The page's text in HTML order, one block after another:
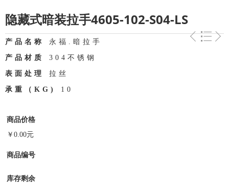
隐藏式暗装拉手4605-102-S04-LS
产品名称 永福.暗拉手
产品材质 304不锈钢
表面处理 拉丝
承重（KG) 10
商品价格
￥ 0.00元
商品编号
库存剩余